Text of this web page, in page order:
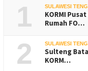
1 SULAWESI
KORMI
Rumah FO…
2 SULAWESI
Sulteng
KORM…